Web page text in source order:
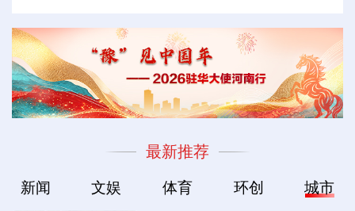
最新推荐
新闻 文娱 体育 环创 城市